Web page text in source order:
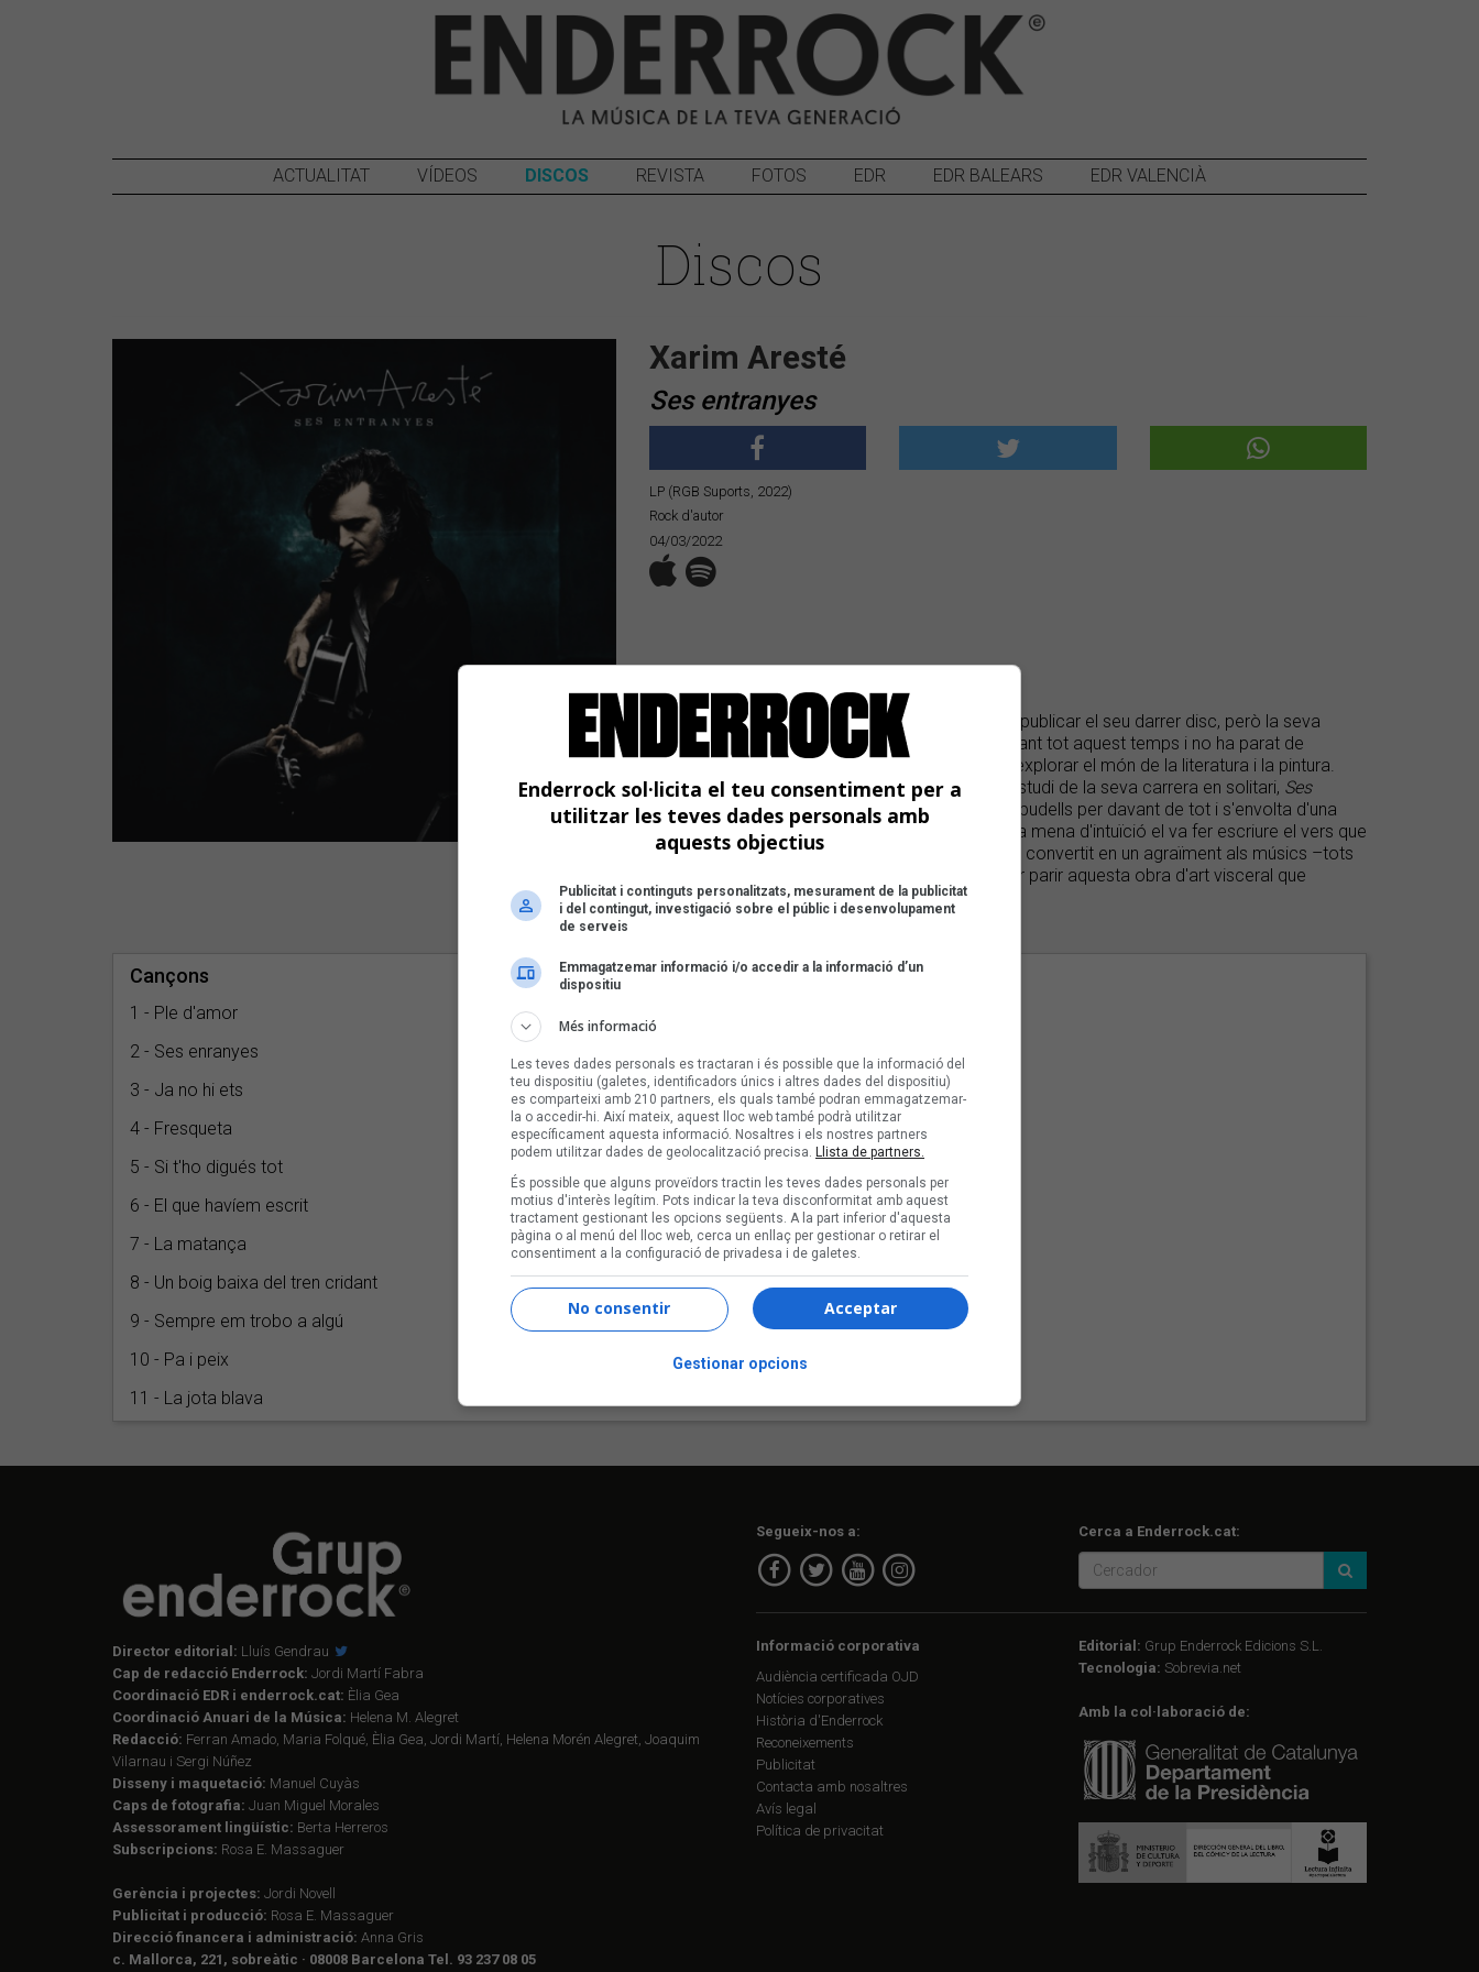
ACTUALITAT VÍDEOS DISCOS REVISTA FOTOS EDR EDR BALEARS EDR VALENCIÀ
Discos
Xarim Aresté
Ses entranyes
LP (RGB Suports, 2022)
Rock d'autor
04/03/2022
Han passat tres anys des que Xarim Aresté
va publicar el seu darrer disc, però la seva
creativitat desbordant l'ha mantingut inspirat durant tot aquest temps i no ha parat de
compondre i publicar cançons, a més a més, d'explorar el món de la literatura i la pintura.
Ara, però, torna amb el que és el cinquè disc d'estudi de la seva carrera en solitari, Ses
entranyes , amb el queArestéposa l'instint i els budells per davant de tot i s'envolta d'una
banda exquisita a qui confia tot el seu art. Alguna mena d'intuïció el va fer escriure el vers que
dona títol al disc en mallorquí, que finalment s'ha convertit en un agraïment als músics –tots
mallorquins– que l'han acompanyat a l'estudi per parir aquesta obra d'art visceral que
esdevéSes entranyes.
Cançons
1 - Ple d'amor
2 - Ses enranyes
3 - Ja no hi ets
4 - Fresqueta
5 - Si t'ho digués tot
6 - El que havíem escrit
7 - La matança
8 - Un boig baixa del tren cridant
9 - Sempre em trobo a algú
10 - Pa i peix
11 - La jota blava
Director editorial: Lluís Gendrau
Cap de redacció Enderrock: Jordi Martí Fabra
Coordinació EDR i enderrock.cat: Èlia Gea
Coordinació Anuari de la Música: Helena M. Alegret
Redacció: Ferran Amado, Maria Folqué, Èlia Gea, Jordi Martí, Helena Morén Alegret, Joaquim
Vilarnau i Sergi Núñez
Disseny i maquetació: Manuel Cuyàs
Caps de fotografia: Juan Miguel Morales
Assessorament lingüístic: Berta Herreros
Subscripcions: Rosa E. Massaguer
Gerència i projectes: Jordi Novell
Publicitat i producció: Rosa E. Massaguer
Direcció financera i administració: Anna Gris
c. Mallorca, 221, sobreàtic · 08008 Barcelona Tel. 93 237 08 05
Segueix-nos a: Cerca a Enderrock.cat:
Informació corporativa
Audiència certificada OJD
Notícies corporatives
Història d'Enderrock
Reconeixements
Publicitat
Contacta amb nosaltres
Avís legal
Política de privacitat
Editorial: Grup Enderrock Edicions S.L.
Tecnologia: Sobrevia.net
Amb la col·laboració de:
Enderrock sol·licita el teu consentiment per a
utilitzar les teves dades personals amb
aquests objectius
Publicitat i continguts personalitzats, mesurament de la publicitat
i del contingut, investigació sobre el públic i desenvolupament
de serveis
Emmagatzemar informació i/o accedir a la informació d’un
dispositiu
Més informació
Les teves dades personals es tractaran i és possible que la informació del
teu dispositiu (galetes, identificadors únics i altres dades del dispositiu)
es comparteixi amb 210 partners, els quals també podran emmagatzemar-
la o accedir-hi. Així mateix, aquest lloc web també podrà utilitzar
específicament aquesta informació. Nosaltres i els nostres partners
podem utilitzar dades de geolocalització precisa. Llista de partners.
És possible que alguns proveïdors tractin les teves dades personals per
motius d'interès legítim. Pots indicar la teva disconformitat amb aquest
tractament gestionant les opcions següents. A la part inferior d'aquesta
pàgina o al menú del lloc web, cerca un enllaç per gestionar o retirar el
consentiment a la configuració de privadesa i de galetes.
Acceptar
No consentir
Gestionar opcions